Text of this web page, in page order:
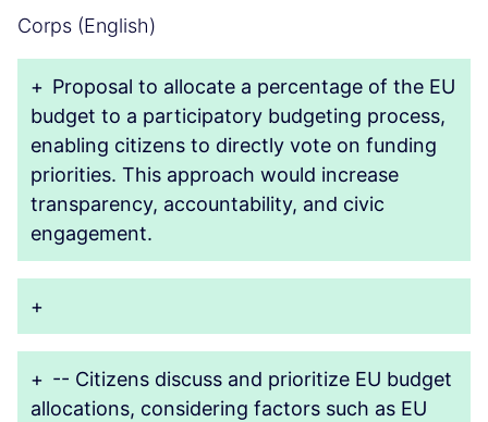
Corps (English)
+ Proposal to allocate a percentage of the EU
budget to a participatory budgeting process,
enabling citizens to directly vote on funding
priorities. This approach would increase
transparency, accountability, and civic
engagement.
+
+ -- Citizens discuss and prioritize EU budget
allocations, considering factors such as EU